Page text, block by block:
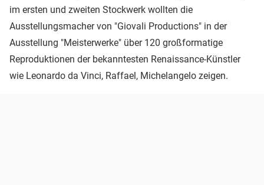
im ersten und zweiten Stockwerk wollten die
Ausstellungsmacher von "Giovali Productions" in der
Ausstellung "Meisterwerke" über 120 großformatige
Reproduktionen der bekanntesten Renaissance-Künstler
wie Leonardo da Vinci, Raffael, Michelangelo zeigen.